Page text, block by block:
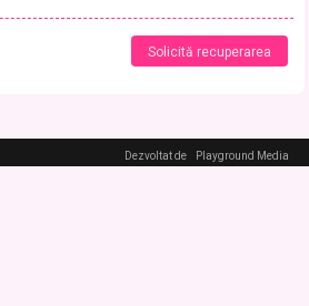
Solicită recuperarea
Dezvoltat de Playground Media